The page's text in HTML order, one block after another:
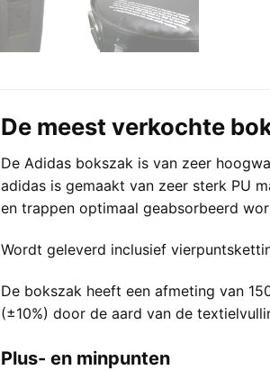
De meest verkochte
De Adidas bokszak is van zeer
adidas is gemaakt van zeer sterk PU
en trappen optimaal geabsorbeerd
Wordt geleverd inclusief
De bokszak heeft een afmeting van
(±10%) door de aard van de
Plus- en minpunten